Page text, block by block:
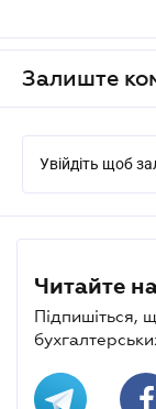
Залиште
Увійдіть щоб
Читайте
Підпишіться,